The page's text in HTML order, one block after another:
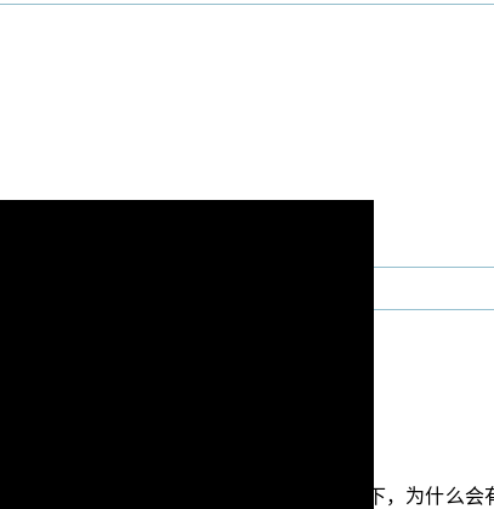
到：佛是万能的吗？
么东西呢？何谓万能？我们先来探讨一下，为什么会